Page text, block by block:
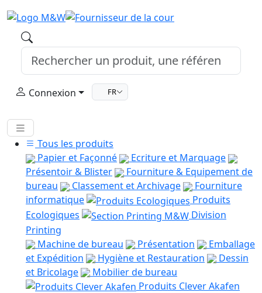
Connexion FR
Tous les produits
Papier et Façonné
Ecriture et Marquage
Présentoir & Blister
Fourniture & Equipement de
bureau
Classement et Archivage
Fourniture
informatique
Produits
Ecologiques
Division
Printing
Machine de bureau
Présentation
Emballage
et Expédition
Hygiène et Restauration
Dessin
et Bricolage
Mobilier de bureau
Produits Clever Akafen